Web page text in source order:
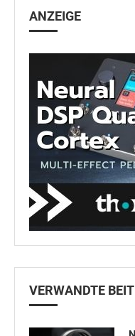
ANZEIGE
VERWANDTE